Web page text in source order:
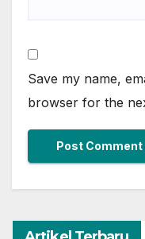
Save my name,
browser for the